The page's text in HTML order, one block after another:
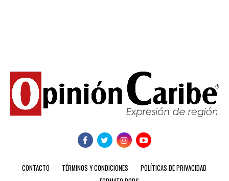
CONTACTO TÉRMINOS Y CONDICIONES
POLÍTICAS DE PRIVACIDAD